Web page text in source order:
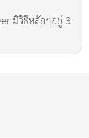
มีวิธีหลักๆอยู่ 3